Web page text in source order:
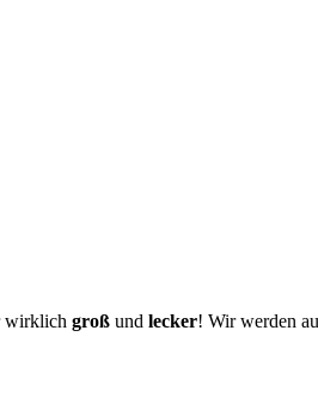
wirklich groß und lecker! Wir werden